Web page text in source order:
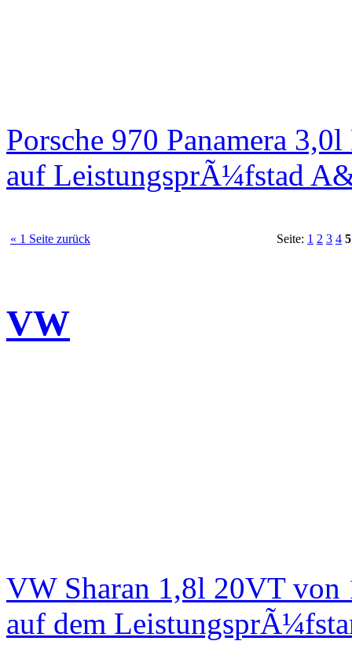
Porsche 970 Panamera
auf LeistungsprÃ¼fstad
« 1 Seite zurück Seite: 1 2 3 4 5
VW
VW Sharan 1,8l 20VT
auf dem